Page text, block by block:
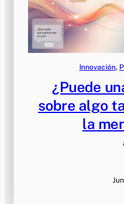
Innovación,
¿Puede
sobre algo
la